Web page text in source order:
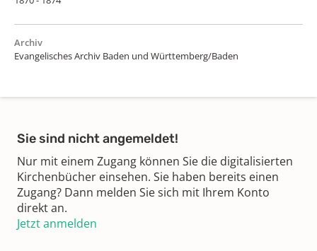
Archiv
Evangelisches Archiv Baden und Württemberg/Baden
Sie sind nicht angemeldet!
Nur mit einem Zugang können Sie die digitalisierten
Kirchenbücher einsehen. Sie haben bereits einen
Zugang? Dann melden Sie sich mit Ihrem Konto
direkt an.
Jetzt anmelden